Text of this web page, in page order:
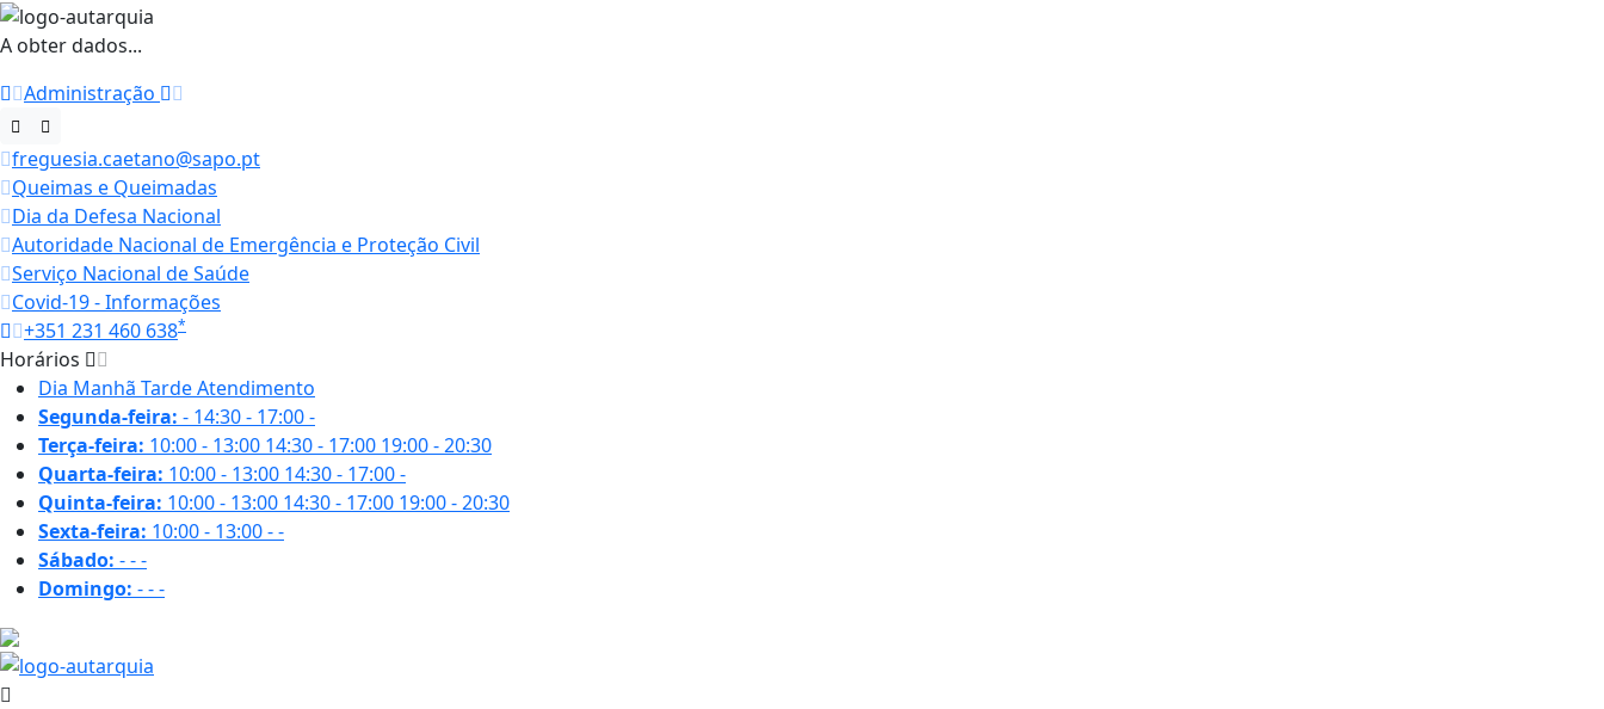
A obter dados...
Administração
freguesia.caetano@sapo.pt
Queimas e Queimadas
Dia da Defesa Nacional
Autoridade Nacional de Emergência e Proteção Civil
Serviço Nacional de Saúde
Covid-19 - Informações
+351 231 460 638*
Horários
Dia Manhã TardeAtendimento
Segunda-feira: - 14:30 - 17:00-
Terça-feira: 10:00 - 13:00 14:30 - 17:00 19:00 - 20:30
Quarta-feira: 10:00 - 13:00 14:30 - 17:00-
Quinta-feira: 10:00 - 13:00 14:30 - 17:00 19:00 - 20:30
Sexta-feira: 10:00 - 13:00--
Sábado: ---
Domingo: ---